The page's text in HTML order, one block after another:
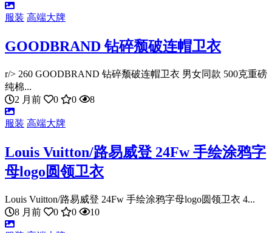
服装 高端大牌
GOODBRAND 钻碎颓破连帽卫衣
r/> 260 GOODBRAND 钻碎颓破连帽卫衣 男女同款 500克重磅
纯棉...
2 月前
0 0 8
服装 高端大牌
Louis Vuitton/路易威登 24Fw 手绘涂鸦字
母logo圆领卫衣
Louis Vuitton/路易威登 24Fw 手绘涂鸦字母logo圆领卫衣 4...
8 月前
0 0 10